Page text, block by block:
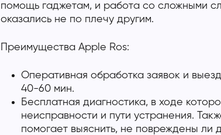
помощь гаджетам, и работа со сложными
оказались не по плечу другим.
Преимущества Apple Ros:
Оперативная обработка заявок и
40-60 мин.
Бесплатная диагностика, в ходе
неисправности и пути устранения.
помогает выяснить, не повреждены ли